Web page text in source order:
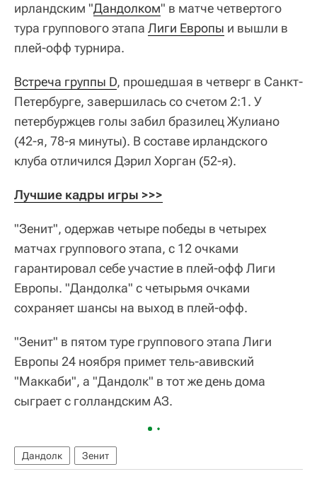
ирландским "Дандолком" в матче четвертого
тура группового этапа Лиги Европы и вышли в
плей-офф турнира.
Встреча группы D, прошедшая в четверг в Санкт-
Петербурге, завершилась со счетом 2:1. У
петербуржцев голы забил бразилец Жулиано
(42-я, 78-я минуты). В составе ирландского
клуба отличился Дэрил Хорган (52-я).
Лучшие кадры игры >>>
"Зенит", одержав четыре победы в четырех
матчах группового этапа, с 12 очками
гарантировал себе участие в плей-офф Лиги
Европы. "Дандолка" с четырьмя очками
сохраняет шансы на выход в плей-офф.
"Зенит" в пятом туре группового этапа Лиги
Европы 24 ноября примет тель-авивский
"Маккаби", а "Дандолк" в тот же день дома
сыграет с голландским АЗ.
Дандолк Зенит